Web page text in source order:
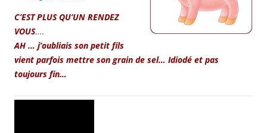
C’EST PLUS QU’UN RENDEZ
VOUS….
AH … j’oubliais son petit fils
vient parfois mettre son grain de sel… Idiodé et pas
toujours fin…